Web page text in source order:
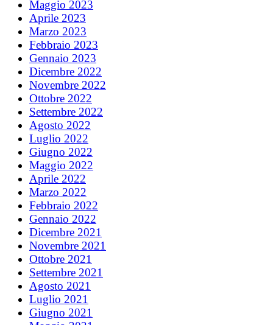
Maggio 2023
Aprile 2023
Marzo 2023
Febbraio 2023
Gennaio 2023
Dicembre 2022
Novembre 2022
Ottobre 2022
Settembre 2022
Agosto 2022
Luglio 2022
Giugno 2022
Maggio 2022
Aprile 2022
Marzo 2022
Febbraio 2022
Gennaio 2022
Dicembre 2021
Novembre 2021
Ottobre 2021
Settembre 2021
Agosto 2021
Luglio 2021
Giugno 2021